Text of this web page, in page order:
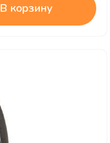
В корзину